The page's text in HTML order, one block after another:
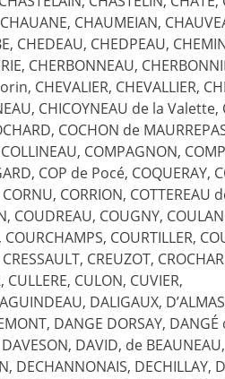
CHAUMEIAN,
CHEDEAU, CHEDPEAU,
CHERBONNEAU,
CHEVALIER, CHEVALLIER,
CHICOYNEAU de la Valette,
COCHON de
COMPAGNON,
COP de Pocé, COQUERAY,
CORRION, COTTEREAU
COUDREAU, COUGNY,
COURTILLER,
CREUZOT,
CULLERE, CULON, CUVIER,
DALIGAUX,
DANGE DORSAY,
DAVID, de
DECHANNONAIS, DECHILLAY,